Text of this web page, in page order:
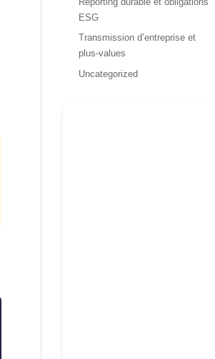
ESG
Transmission d’entreprise et
plus-values
Uncategorized